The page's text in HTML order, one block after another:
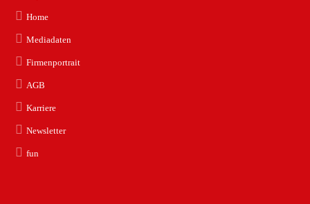
Home
Mediadaten
Firmenportrait
AGB
Karriere
Newsletter
fun